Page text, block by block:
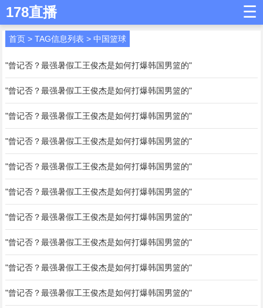
178直播 ☰
首页> TAG信息列表 > 中国篮球
"曾记否？最强暑假工王俊杰是如何打爆韩国男篮的"
"曾记否？最强暑假工王俊杰是如何打爆韩国男篮的"
"曾记否？最强暑假工王俊杰是如何打爆韩国男篮的"
"曾记否？最强暑假工王俊杰是如何打爆韩国男篮的"
"曾记否？最强暑假工王俊杰是如何打爆韩国男篮的"
"曾记否？最强暑假工王俊杰是如何打爆韩国男篮的"
"曾记否？最强暑假工王俊杰是如何打爆韩国男篮的"
"曾记否？最强暑假工王俊杰是如何打爆韩国男篮的"
"曾记否？最强暑假工王俊杰是如何打爆韩国男篮的"
"曾记否？最强暑假工王俊杰是如何打爆韩国男篮的"